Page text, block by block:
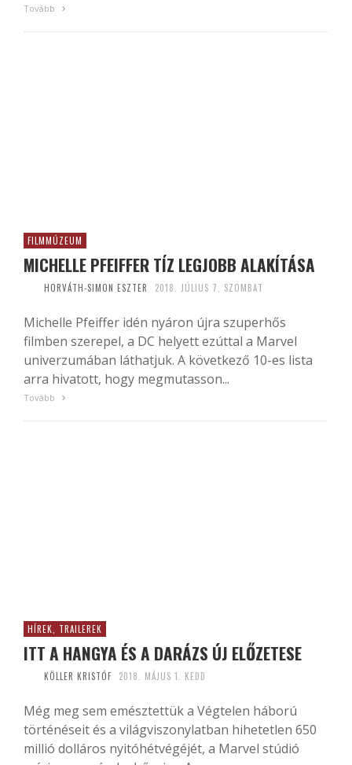
Tovább
FILMMÚZEUM
MICHELLE PFEIFFER TÍZ LEGJOBB ALAKÍTÁSA
HORVÁTH-SIMON ESZTER 2018. JÚLIUS 7. SZOMBAT
Michelle Pfeiffer idén nyáron újra szuperhős
filmben szerepel, a DC helyett ezúttal a Marvel
univerzumában láthatjuk. A következő 10-es lista
arra hivatott, hogy megmutasson...
Tovább
HÍREK, TRAILEREK
ITT A HANGYA ÉS A DARÁZS ÚJ ELŐZETESE
KÖLLER KRISTÓF 2018. MÁJUS 1. KEDD
Még meg sem emésztettük a Végtelen háború
történéseit és a világviszonylatban hihetetlen 650
millió dolláros nyitóhétvégéjét, a Marvel stúdió